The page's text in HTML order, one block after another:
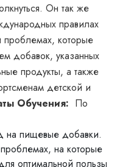
Он так же
правилах
которые
добавок, указанных
продукты, а также
детской и
Обучения: По
на пищевые добавки.
на которые
оптимальной пользы